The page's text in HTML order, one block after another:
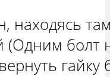
находясь
болт
гайку